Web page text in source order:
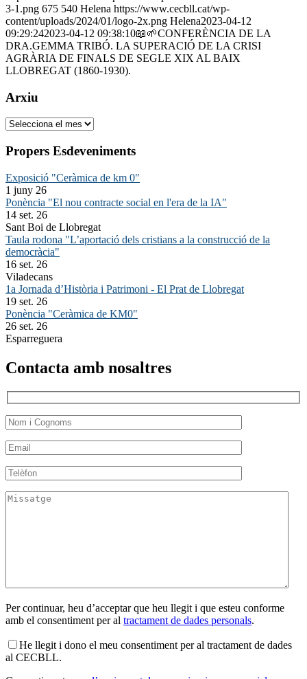
3-1.png 675 540 Helena https://www.cecbll.cat/wp-
content/uploads/2024/01/logo-2x.png Helena2023-04-12
09:29:242023-04-12 09:38:10📖🌱CONFERÈNCIA DE LA
DRA.GEMMA TRIBÓ. LA SUPERACIÓ DE LA CRISI
AGRÀRIA DE FINALS DE SEGLE XIX AL BAIX
LLOBREGAT (1860-1930).
Arxiu
Arxiu
Propers Esdeveniments
Exposició "Ceràmica de km 0"
1 juny 26
Ponència "El nou contracte social en l'era de la IA"
14 set. 26
Sant Boi de Llobregat
Taula rodona "L’aportació dels cristians a la construcció de la
democràcia"
16 set. 26
Viladecans
1a Jornada d’Història i Patrimoni - El Prat de Llobregat
19 set. 26
Ponència "Ceràmica de KM0"
26 set. 26
Esparreguera
Contacta amb nosaltres
Per continuar, heu d’acceptar que heu llegit i que esteu conforme
amb el consentiment per al tractament de dades personals.
He llegit i dono el meu consentiment per al tractament de dades
al CECBLL.